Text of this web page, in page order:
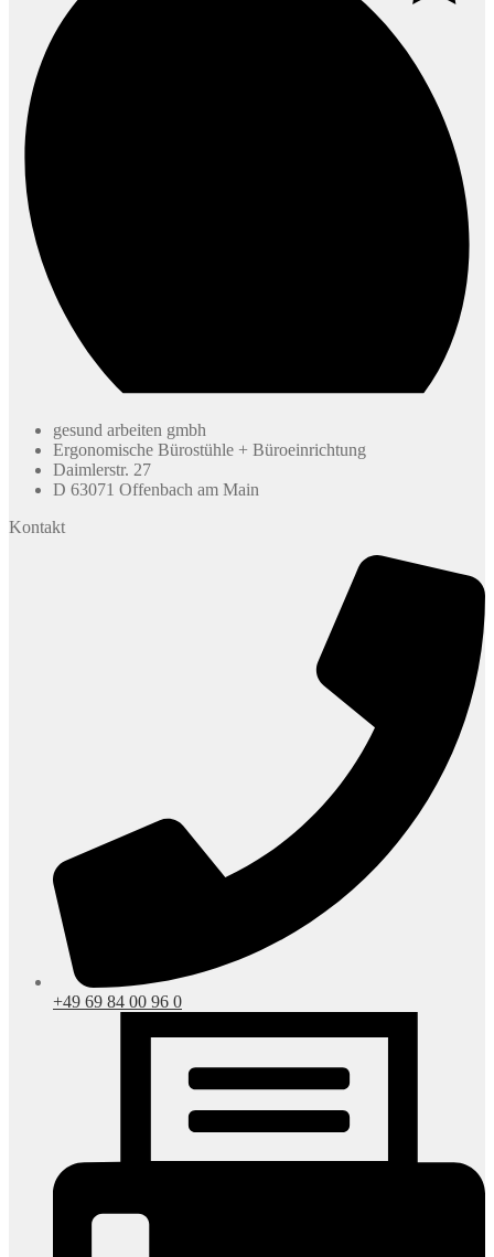
gesund arbeiten gmbh
Ergonomische Bürostühle + Büroeinrichtung
Daimlerstr. 27
D 63071 Offenbach am Main
Kontakt
+49 69 84 00 96 0